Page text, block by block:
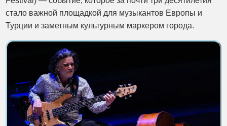
стало важной площадкой для музыкантов Европы и
Турции и заметным культурным маркером города.